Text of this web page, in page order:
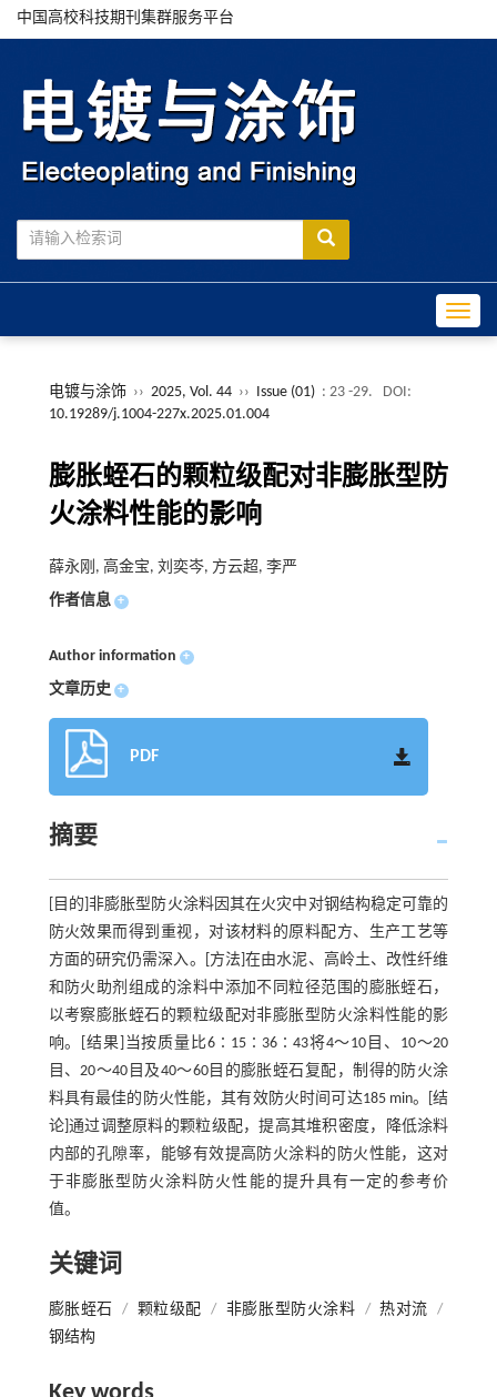
中国高校科技期刊集群服务平台
电镀与涂饰 ›› 2025, Vol. 44 ›› Issue (01) : 23 -29.
DOI:
10.19289/j.1004-227x.2025.01.004
膨胀蛭石的颗粒级配对非膨胀型防
火涂料性能的影响
薛永刚, 高金宝, 刘奕岑, 方云超, 李严
作者信息 +
Author information +
文章历史 +
PDF
摘要
[目的]非膨胀型防火涂料因其在火灾中对钢结构稳定可靠的
防火效果而得到重视，对该材料的原料配方、生产工艺等
方面的研究仍需深入。[方法]在由水泥、高岭土、改性纤维
和防火助剂组成的涂料中添加不同粒径范围的膨胀蛭石，
以考察膨胀蛭石的颗粒级配对非膨胀型防火涂料性能的影
响。[结果]当按质量比6∶15∶36∶43将4～10目、10～20
目、20～40目及40～60目的膨胀蛭石复配，制得的防火涂
料具有最佳的防火性能，其有效防火时间可达185 min。[结
论]通过调整原料的颗粒级配，提高其堆积密度，降低涂料
内部的孔隙率，能够有效提高防火涂料的防火性能，这对
于非膨胀型防火涂料防火性能的提升具有一定的参考价
值。
关键词
膨胀蛭石 / 颗粒级配 / 非膨胀型防火涂料 / 热对流
/
钢结构